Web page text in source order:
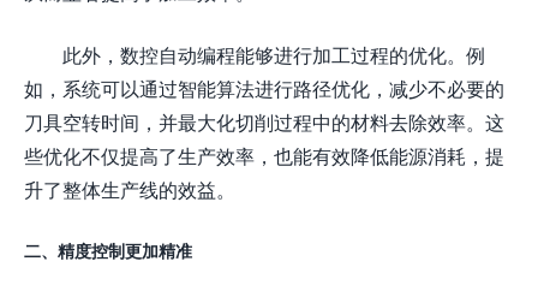
此外，数控自动编程能够进行加工过程的优化。例
如，系统可以通过智能算法进行路径优化，减少不必要的
刀具空转时间，并最大化切削过程中的材料去除效率。这
些优化不仅提高了生产效率，也能有效降低能源消耗，提
升了整体生产线的效益。
二、精度控制更加精准